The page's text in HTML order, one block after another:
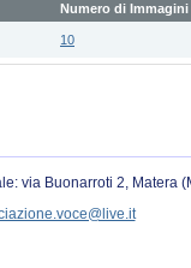
Numero di Immagini
10
via Buonarroti 2, Matera